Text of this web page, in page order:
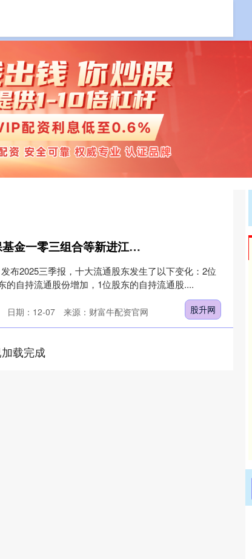
股升网 股东追踪|全国社保基金一零三组合等新进江南水务前十大流通股东
布2025三季报，十大流通股东发生了以下变化：2位
的自持流通股份增加，1位股东的自持流通股....
股升网
日期：12-07 来源：财富牛配资官网
载完成